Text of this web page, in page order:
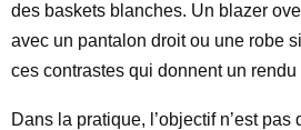
des baskets blanches. Un blazer
avec un pantalon droit ou une robe
ces contrastes qui donnent un
Dans la pratique, l’objectif n’est